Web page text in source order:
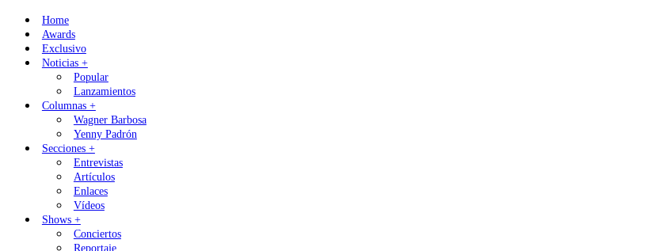
Skip
content
Home
Awards
Exclusivo
Noticias +
Popular
Lanzamientos
Columnas +
Wagner Barbosa
Yenny Padrón
Secciones +
Entrevistas
Artículos
Enlaces
Vídeos
Shows +
Conciertos
Reportaje